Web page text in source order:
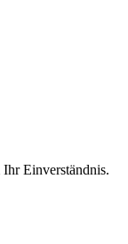
Einverständnis.